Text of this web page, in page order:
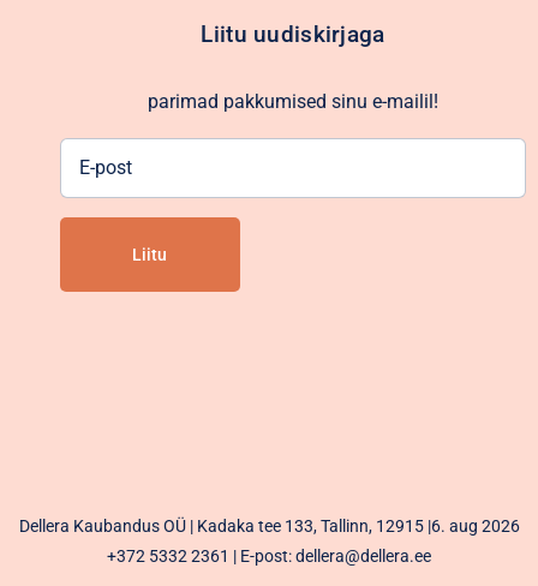
Liitu uudiskirjaga
parimad pakkumised sinu e-mailil!
Dellera Kaubandus OÜ | Kadaka tee 133, Tallinn, 12915 |6. aug 2026
+372 5332 2361 | E-post: dellera@dellera.ee